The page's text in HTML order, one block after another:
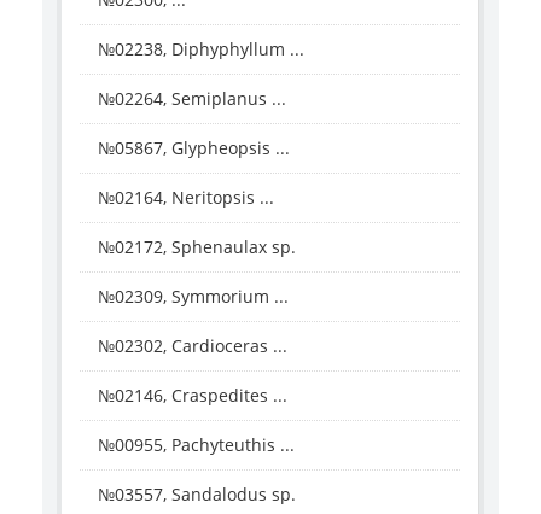
№02238, Diphyphyllum ...
№02264, Semiplanus ...
№05867, Glypheopsis ...
№02164, Neritopsis ...
№02172, Sphenaulax sp.
№02309, Symmorium ...
№02302, Cardioceras ...
№02146, Craspedites ...
№00955, Pachyteuthis ...
№03557, Sandalodus sp.